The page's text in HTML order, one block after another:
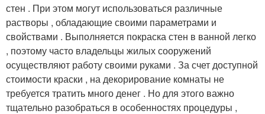
стен . При этом могут использоваться различные
растворы , обладающие своими параметрами и
свойствами . Выполняется покраска стен в ванной легко
, поэтому часто владельцы жилых сооружений
осуществляют работу своими руками . За счет доступной
стоимости краски , на декорирование комнаты не
требуется тратить много денег . Но для этого важно
тщательно разобраться в особенностях процедуры ,